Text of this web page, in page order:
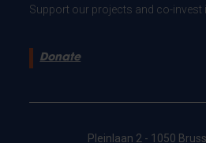
Support our projects and co-invest
Donate
Pleinlaan 2 - 1050